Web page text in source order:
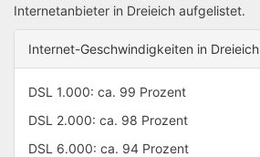
Internetanbieter in Dreieich aufgelistet.
Internet-Geschwindigkeiten in Dreieich
DSL 1.000: ca. 99 Prozent
DSL 2.000: ca. 98 Prozent
DSL 6.000: ca. 94 Prozent